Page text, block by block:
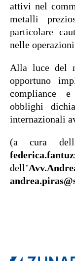
attivi nel
metalli
particolare
nelle
Alla luce del
opportuno
compliance
obblighi
internazionali
(a cura
dell’